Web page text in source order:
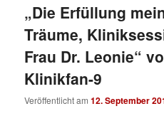
„Die Erfüllung
Träume,
Frau Dr. Leonie“
Klinikfan-9
Veröffentlicht am12. September